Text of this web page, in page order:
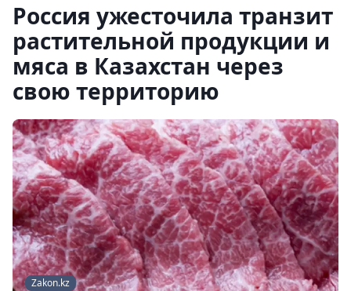
Россия ужесточила транзит
растительной продукции и
мяса в Казахстан через
свою территорию
Zakon.kz